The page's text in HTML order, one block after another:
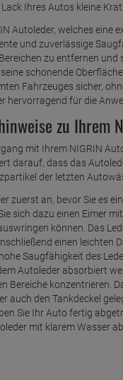
Ihres Autos kleine
Autoleder, welches eine
und zuverlässige
zu entfernen
schonende
Fahrzeuges sicher,
hervorragend für die
zu Ihrem
mit Ihrem NIGRIN
darauf, dass das
der letzten
zuerst an, bevor Sie es
sich dazu einen Eimer
können. Das
einen leichten
Saugfähigkeit des
Autoleder absorbiert
Bereiche konzentrieren.
auch den Tankdeckel
Sie Ihr Auto fertig
mit klarem Wasser